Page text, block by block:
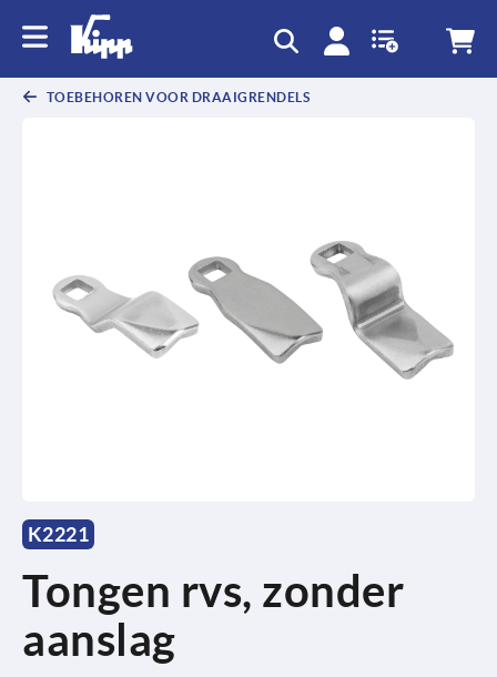
TOEBEHOREN VOOR DRAAIGRENDELS
K2221
Tongen rvs, zonder
aanslag